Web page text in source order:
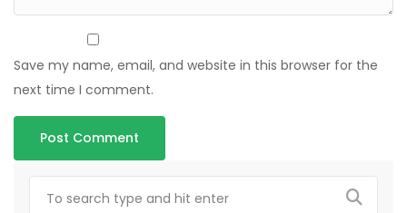
Save my name, email, and website in this browser for the
next time I comment.